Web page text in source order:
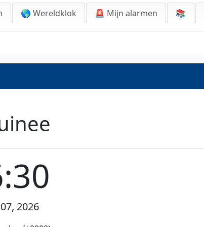
🌎 Wereldklok 🚨 Mijn alarmen 📚
2026